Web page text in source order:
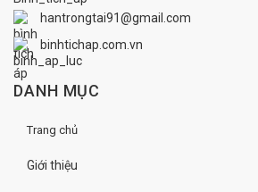
hantrongtai91@gmail.com
binhtichap.com.vn
DANH MỤC
Trang chủ
Giới thiệu